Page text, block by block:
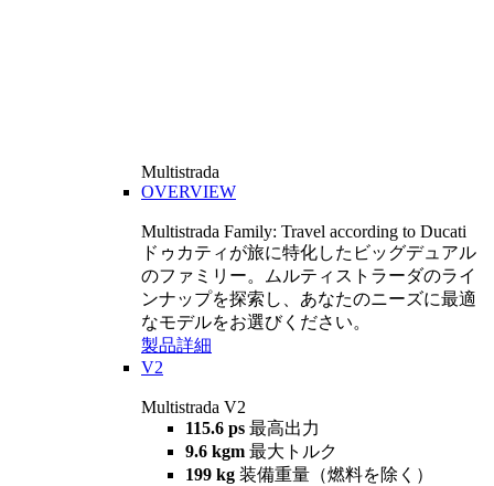
Multistrada
OVERVIEW
Multistrada Family: Travel according to Ducati
ドゥカティが旅に特化したビッグデュアル
のファミリー。ムルティストラーダのライ
ンナップを探索し、あなたのニーズに最適
なモデルをお選びください。
製品詳細
V2
Multistrada V2
115.6 ps 最高出力
9.6 kgm 最大トルク
199 kg 装備重量（燃料を除く）